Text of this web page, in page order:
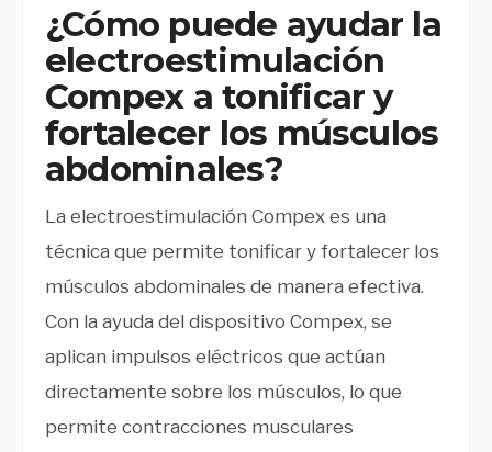
¿Cómo puede ayudar la
electroestimulación
Compex a tonificar y
fortalecer los músculos
abdominales?
La electroestimulación Compex es una
técnica que permite tonificar y fortalecer los
músculos abdominales de manera efectiva.
Con la ayuda del dispositivo Compex, se
aplican impulsos eléctricos que actúan
directamente sobre los músculos, lo que
permite contracciones musculares